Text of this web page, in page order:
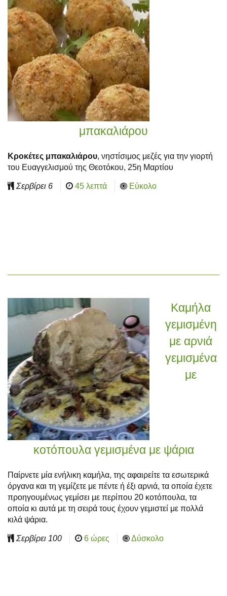
μπακαλιάρου
Κροκέτες μπακαλιάρου, νηστίσιμος μεζές για την γιορτή
του Ευαγγελισμού της Θεοτόκου, 25η Μαρτίου
Σερβίρει 6 45 λεπτά Εύκολο
Καμήλα
γεμισμένη
με αρνιά
γεμισμένα
με
κοτόπουλα γεμισμένα με ψάρια
Παίρνετε μία ενήλικη καμήλα, της αφαιρείτε τα εσωτερικά
όργανα και τη γεμίζετε με πέντε ή έξι αρνιά, τα οποία έχετε
προηγουμένως γεμίσει με περίπου 20 κοτόπουλα, τα
οποία κι αυτά με τη σειρά τους έχουν γεμιστεί με πολλά
κιλά ψάρια.
Σερβίρει 100 6 ώρες Δύσκολο